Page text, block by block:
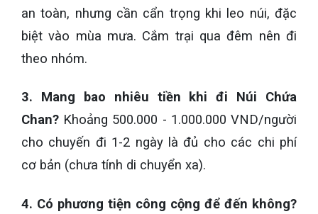
an toàn, nhưng cần cẩn trọng khi leo núi, đặc
biệt vào mùa mưa. Cắm trại qua đêm nên đi
theo nhóm.
3. Mang bao nhiêu tiền khi đi Núi Chứa
Chan? Khoảng 500.000 - 1.000.000 VND/người
cho chuyến đi 1-2 ngày là đủ cho các chi phí
cơ bản (chưa tính di chuyển xa).
4. Có phương tiện công cộng để đến không?